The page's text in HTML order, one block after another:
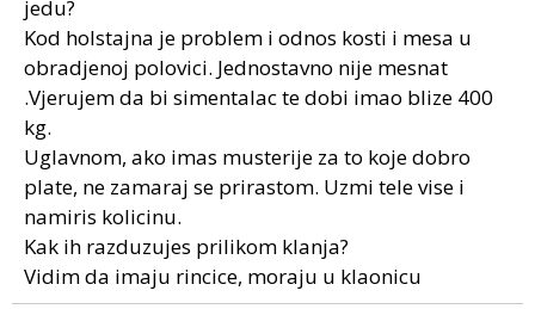
jedu?
Kod holstajna je problem i odnos kosti i mesa u
obradjenoj polovici. Jednostavno nije mesnat
.Vjerujem da bi simentalac te dobi imao blize 400
kg.
Uglavnom, ako imas musterije za to koje dobro
plate, ne zamaraj se prirastom. Uzmi tele vise i
namiris kolicinu.
Kak ih razduzujes prilikom klanja?
Vidim da imaju rincice, moraju u klaonicu